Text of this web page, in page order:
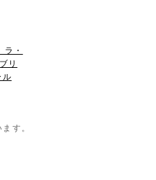
・
リ
ル
す。